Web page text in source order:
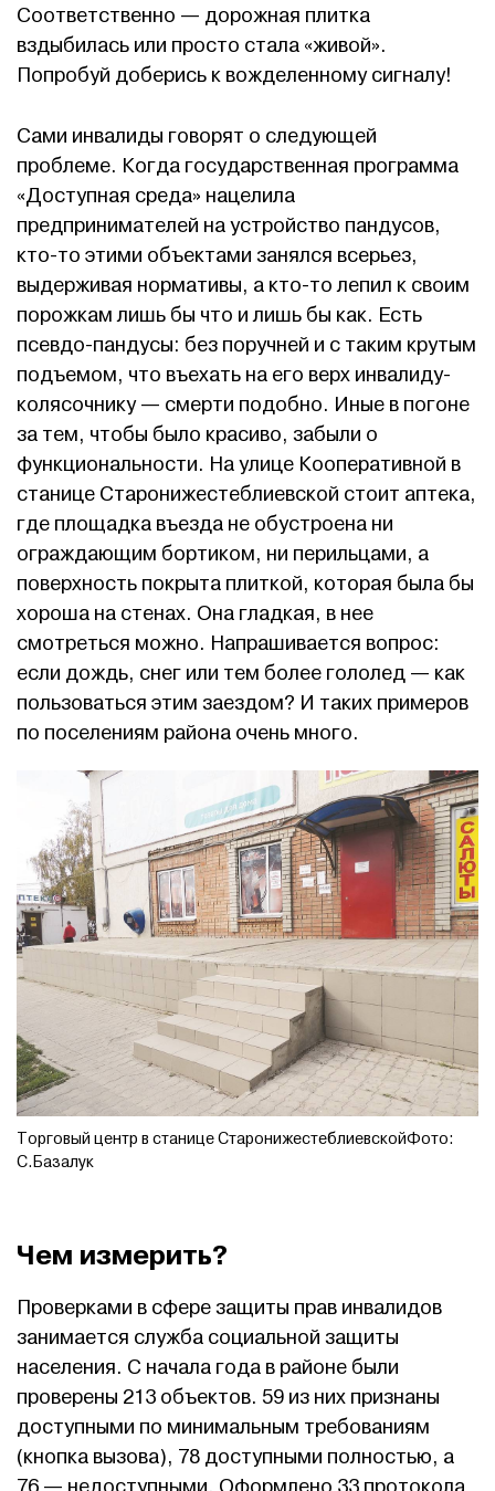
Соответственно — дорожная плитка
вздыбилась или просто стала «живой».
Попробуй доберись к вожделенному сигналу!
Сами инвалиды говорят о следующей
проблеме. Когда государственная программа
«Доступная среда» нацелила
предпринимателей на устройство пандусов,
кто-то этими объектами занялся всерьез,
выдерживая нормативы, а кто-то лепил к своим
порожкам лишь бы что и лишь бы как. Есть
псевдо-пандусы: без поручней и с таким крутым
подъемом, что въехать на его верх инвалиду-
колясочнику — смерти подобно. Иные в погоне
за тем, чтобы было красиво, забыли о
функциональности. На улице Кооперативной в
станице Старонижестеблиевской стоит аптека,
где площадка въезда не обустроена ни
ограждающим бортиком, ни перильцами, а
поверхность покрыта плиткой, которая была бы
хороша на стенах. Она гладкая, в нее
смотреться можно. Напрашивается вопрос:
если дождь, снег или тем более гололед — как
пользоваться этим заездом? И таких примеров
по поселениям района очень много.
Торговый центр в станице СтаронижестеблиевскойФото:
С.Базалук
Чем измерить?
Проверками в сфере защиты прав инвалидов
занимается служба социальной защиты
населения. С начала года в районе были
проверены 213 объектов. 59 из них признаны
доступными по минимальным требованиям
(кнопка вызова), 78 доступными полностью, а